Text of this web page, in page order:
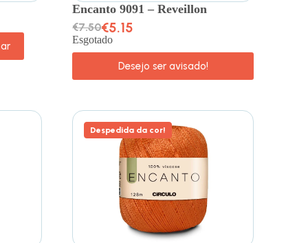
Encanto 9091 – Reveillon
€7.50€5.15
Esgotado
Desejo ser avisado!
Despedida da cor!